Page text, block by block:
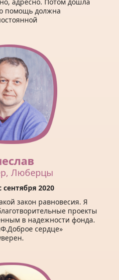
помощь должна
Люберцы
сентября 2020
закон равновесия. Я
проекты
в надежности фонда.
сердце»